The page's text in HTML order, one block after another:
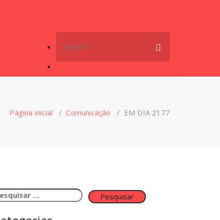
for:
Página inicial /Comunicação / EM DIA 2177